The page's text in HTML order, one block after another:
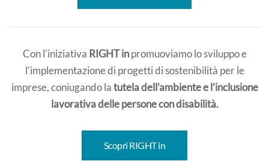
Con l'iniziativa RIGHT inpromuoviamo lo sviluppo e
l’implementazione di progetti di sostenibilità per le
imprese, coniugando la tutela dell’ambiente e l’inclusione
lavorativa delle persone con disabilità.
Scopri RIGHT in